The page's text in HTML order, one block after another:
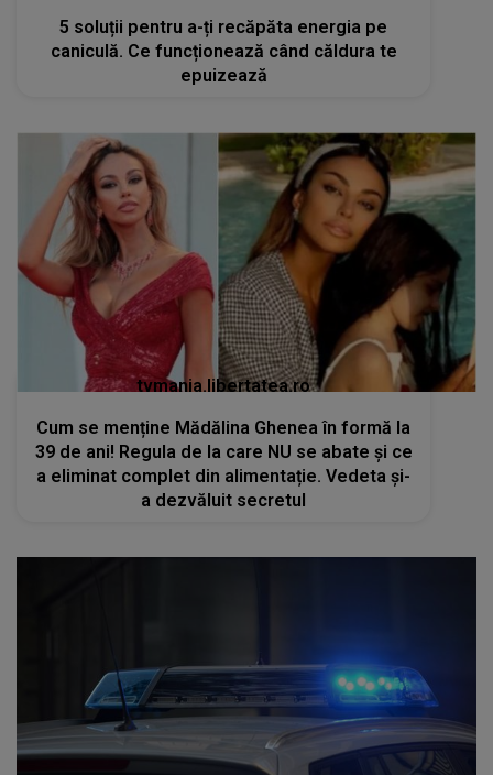
5 soluții pentru a-ți recăpăta energia pe
caniculă. Ce funcționează când căldura te
epuizează
tvmania.libertatea.ro
Cum se menține Mădălina Ghenea în formă la
39 de ani! Regula de la care NU se abate și ce
a eliminat complet din alimentație. Vedeta și-
a dezvăluit secretul